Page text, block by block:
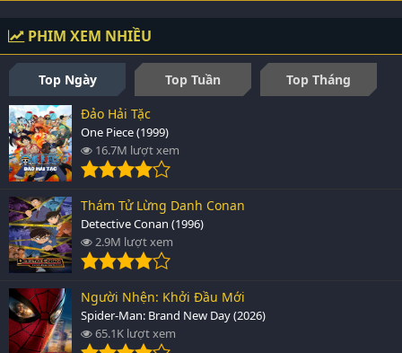
PHIM XEM NHIỀU
Top Ngày Top Tuần
Top Tháng
Đảo Hải Tặc
One Piece (1999)
16.7M lượt xem
Thám Tử Lừng Danh Conan
Detective Conan (1996)
2.9M lượt xem
Người Nhện: Khởi Đầu Mới
Spider-Man: Brand New Day (2026)
65.1K lượt xem